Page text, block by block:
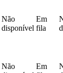
Não
disponível
Em
fila
Não
Em